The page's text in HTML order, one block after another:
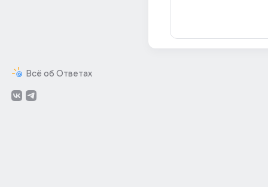
Всё об Ответах